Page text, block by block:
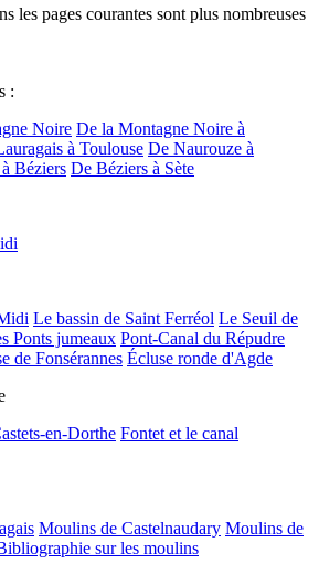
les pages courantes sont plus nombreuses
:
Noire De la Montagne Noire à
à Toulouse De Naurouze à
Béziers De Béziers à Sète
Le bassin de Saint Ferréol Le Seuil de
Ponts jumeaux Pont-Canal du Répudre
de Fonsérannes Écluse ronde d'Agde
en-Dorthe Fontet et le canal
Moulins de Castelnaudary Moulins de
sur les moulins